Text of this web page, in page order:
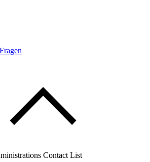
Contact List